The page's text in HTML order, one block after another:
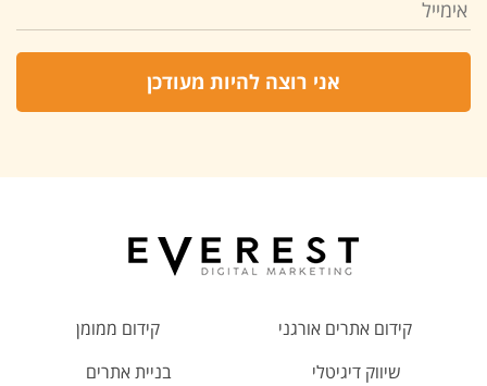
קידום אתרים אורגני
קידום ממומן
שיווק דיגיטלי
בניית אתרים